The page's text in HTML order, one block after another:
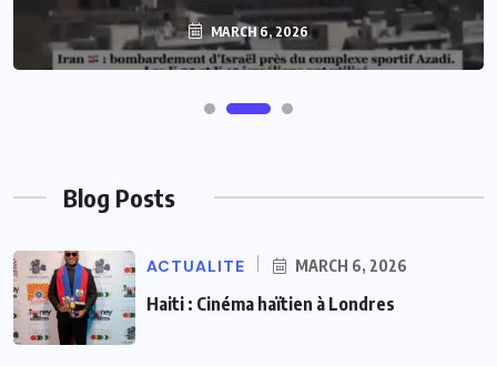
MARCH 6, 2026
Blog Posts
ACTUALITE MARCH 6, 2026
Haiti : Cinéma haïtien à Londres